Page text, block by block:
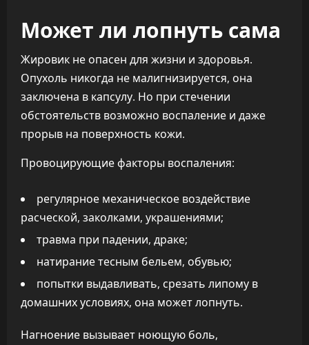
Может ли лопнуть сама
Жировик не опасен для жизни и здоровья.
Опухоль никогда не малигнизируется, она
заключена в капсулу. Но при стечении
обстоятельств возможно воспаление и даже
прорыв на поверхность кожи.
Провоцирующие факторы воспаления:
регулярное механическое воздействие
расческой, заколками, украшениями;
травма при падении, драке;
натирание тесным бельем, обувью;
попытки выдавливать, срезать липому в
домашних условиях, она может лопнуть.
Нагноение вызывает ноющую боль,